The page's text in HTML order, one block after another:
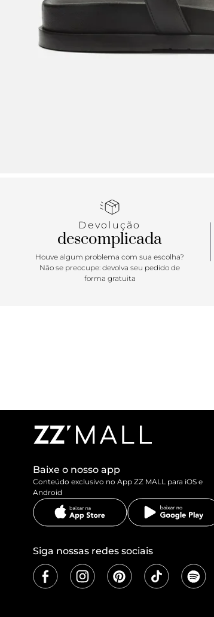
Devolução
descomplicada
Houve algum problema com sua escolha?
Não se preocupe: devolva seu pedido de
forma gratuita
Baixe o nosso app
Conteúdo exclusivo no App ZZ MALL para iOS e
Android
Siga nossas redes sociais